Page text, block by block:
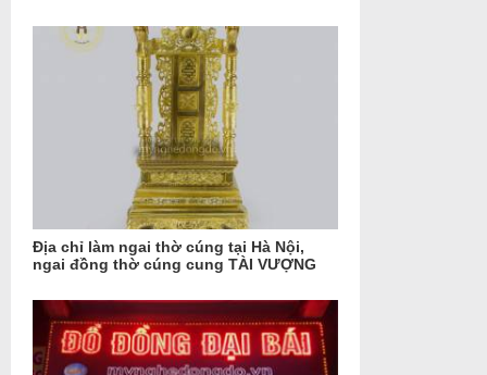
Địa chỉ làm ngai thờ cúng tại Hà Nội,
ngai đồng thờ cúng cung TÀI VƯỢNG